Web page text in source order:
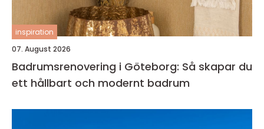
inspiration
07. August 2026
Badrumsrenovering i Göteborg: Så skapar du
ett hållbart och modernt badrum